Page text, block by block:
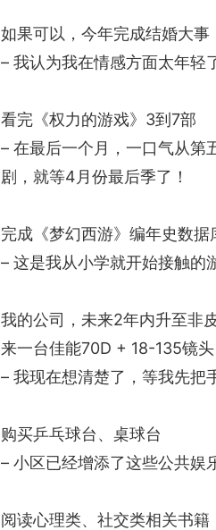
如果可以，今年完成结婚大事
– 我认为我在情感方面太年轻
看完《权力的游戏》3到7部
– 在最后一个月，一口气从第
剧，就等4月份最后季了！
完成《梦幻西游》编年史数据
– 这是我从小学就开始接触
我的公司，未来2年内升至非
来一台佳能70D + 18-135镜头
– 我现在想清楚了，等我先把
购买乒乓球台、桌球台
– 小区已经增添了这些公共娱
阅读心理类、社交类相关书籍